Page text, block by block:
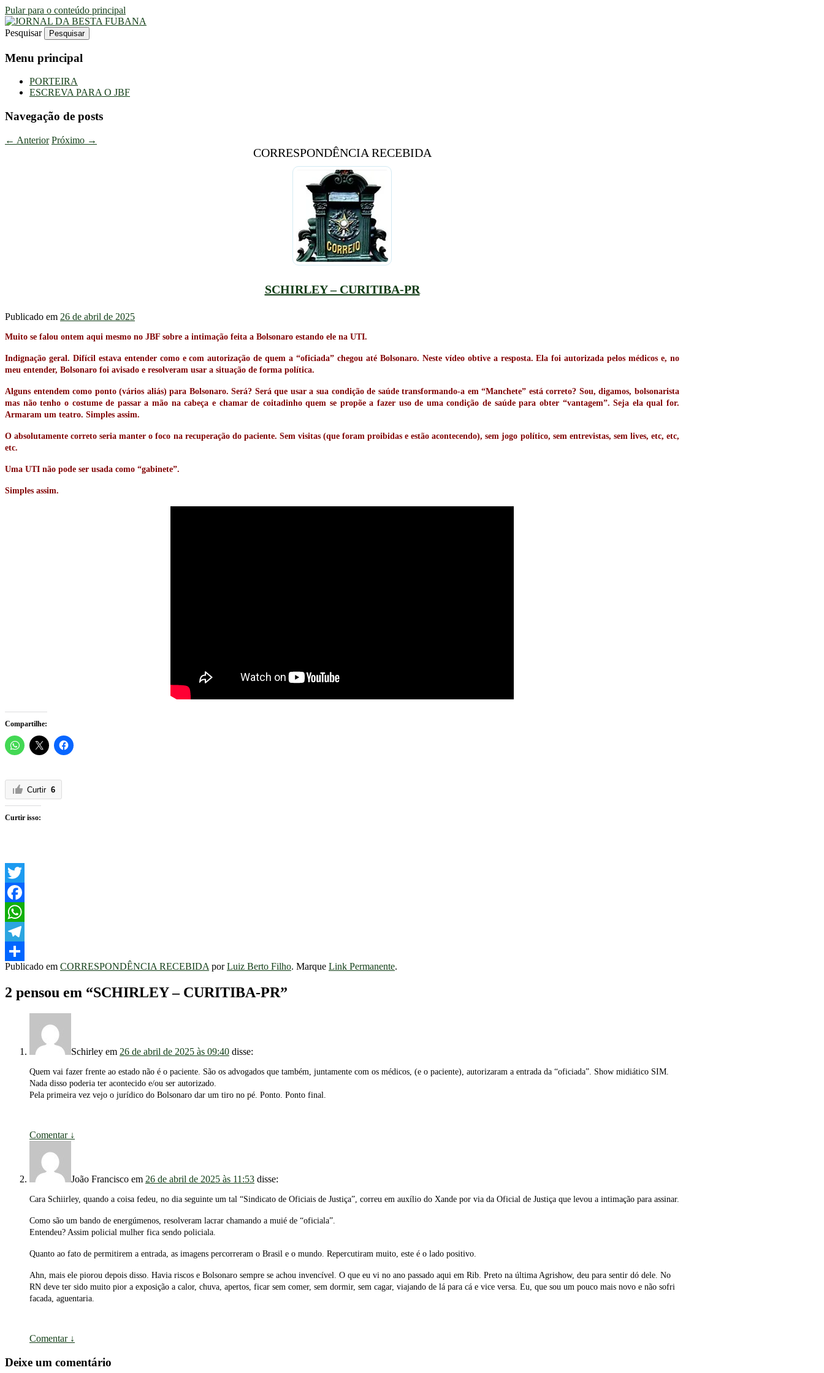
Pular para o conteúdo principal
JORNAL DA BESTA FUBANA
Uma Gazeta Escrota
Pesquisar
Menu principal
PORTEIRA
ESCREVA PARA O JBF
Navegação de posts
← Anterior Próximo →
CORRESPONDÊNCIA RECEBIDA
SCHIRLEY – CURITIBA-PR
Publicado em 26 de abril de 2025
Muito se falou ontem aqui mesmo no JBF sobre a intimação feita a Bolsonaro estando ele na UTI.
Indignação geral. Difícil estava entender como e com autorização de quem a “oficiada” chegou até Bolsonaro. Neste vídeo obtive a resposta. Ela foi autorizada pelos médicos e, no
meu entender, Bolsonaro foi avisado e resolveram usar a situação de forma política.
Alguns entendem como ponto (vários aliás) para Bolsonaro. Será? Será que usar a sua condição de saúde transformando-a em “Manchete” está correto? Sou, digamos, bolsonarista
mas não tenho o costume de passar a mão na cabeça e chamar de coitadinho quem se propõe a fazer uso de uma condição de saúde para obter “vantagem”. Seja ela qual for.
Armaram um teatro. Simples assim.
O absolutamente correto seria manter o foco na recuperação do paciente. Sem visitas (que foram proibidas e estão acontecendo), sem jogo político, sem entrevistas, sem lives, etc, etc,
etc.
Uma UTI não pode ser usada como “gabinete”.
Simples assim.
Compartilhe:
Curtir 6
Curtir isso:
Twitter
Facebook
WhatsApp
Telegram
Share
Publicado em CORRESPONDÊNCIA RECEBIDA porLuiz Berto Filho. Marque Link Permanente.
2 pensou em “SCHIRLEY – CURITIBA-PR”
Schirley em 26 de abril de 2025 às 09:40 disse:
Quem vai fazer frente ao estado não é o paciente. São os advogados que também, juntamente com os médicos, (e o paciente), autorizaram a entrada da “oficiada”. Show midiático SIM.
Nada disso poderia ter acontecido e/ou ser autorizado.
Pela primeira vez vejo o jurídico do Bolsonaro dar um tiro no pé. Ponto. Ponto final.
Comentar ↓
João Francisco em 26 de abril de 2025 às 11:53 disse:
Cara Schiirley, quando a coisa fedeu, no dia seguinte um tal “Sindicato de Oficiais de Justiça”, correu em auxílio do Xande por via da Oficial de Justiça que levou a intimação para assinar.
Como são um bando de energúmenos, resolveram lacrar chamando a muié de “oficiala”.
Entendeu? Assim policial mulher fica sendo policiala.
Quanto ao fato de permitirem a entrada, as imagens percorreram o Brasil e o mundo. Repercutiram muito, este é o lado positivo.
Ahn, mais ele piorou depois disso. Havia riscos e Bolsonaro sempre se achou invencível. O que eu vi no ano passado aqui em Rib. Preto na última Agrishow, deu para sentir dó dele. No
RN deve ter sido muito pior a exposição a calor, chuva, apertos, ficar sem comer, sem dormir, sem cagar, viajando de lá para cá e vice versa. Eu, que sou um pouco mais novo e não sofri
facada, aguentaria.
Comentar ↓
Deixe um comentário